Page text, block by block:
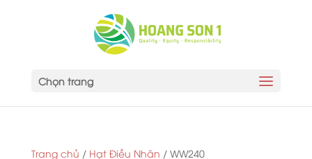
Chọn trang
Trang chủ / Hạt Điều Nhân / WW240